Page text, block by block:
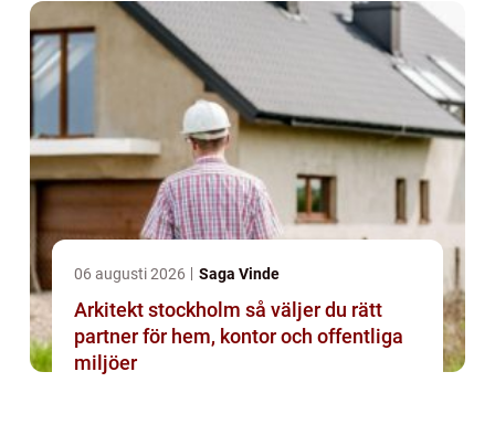
06 augusti 2026 Saga Vinde
Arkitekt stockholm så väljer du rätt
partner för hem, kontor och offentliga
miljöer